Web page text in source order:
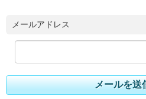
的の範囲内で利用し、目的外の利用はい
お問い合わせに関する対応のため
当社が取得した個人情報の第三者への
当社は、ご本人に関する情報をご本人
提供することはありません。
メールアドレス
メールを送